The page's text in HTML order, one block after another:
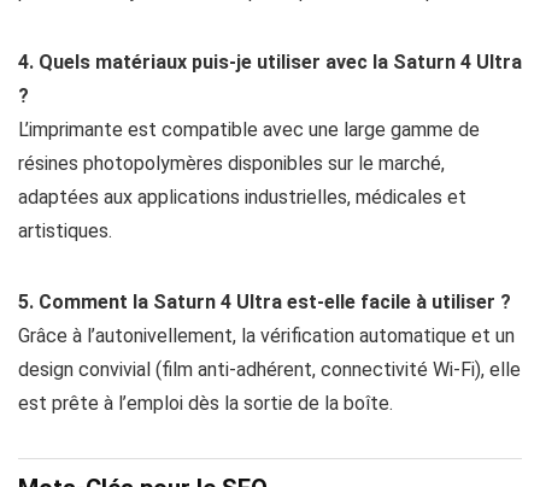
4. Quels matériaux puis-je utiliser avec la Saturn 4 Ultra
?
L’imprimante est compatible avec une large gamme de
résines photopolymères disponibles sur le marché,
adaptées aux applications industrielles, médicales et
artistiques.
5. Comment la Saturn 4 Ultra est-elle facile à utiliser ?
Grâce à l’autonivellement, la vérification automatique et un
design convivial (film anti-adhérent, connectivité Wi-Fi), elle
est prête à l’emploi dès la sortie de la boîte.